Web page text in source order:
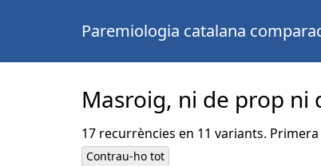
Paremiologia catalana
Masroig, ni de prop ni
17 recurrències en 11 variants. Primera
Contrau-ho tot